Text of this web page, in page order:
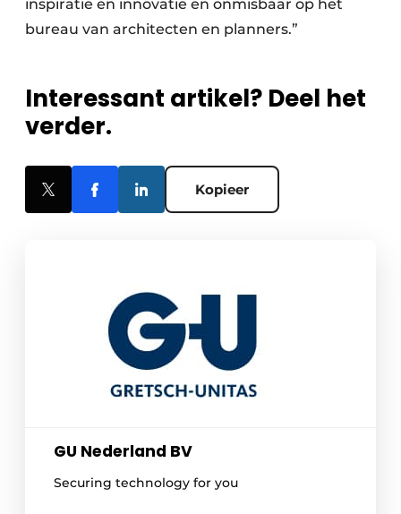
inspiratie en innovatie en onmisbaar op het
bureau van architecten en planners.”
Interessant artikel? Deel het
verder.
Kopieer
GU Nederland BV
Securing technology for you